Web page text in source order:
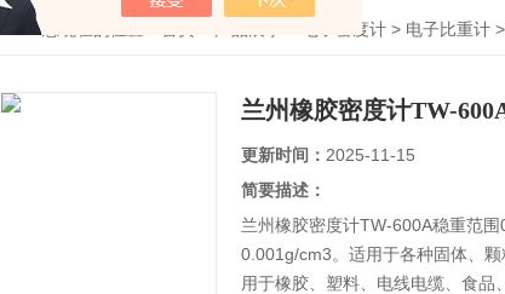
电子密度计 > 电子比重计
兰州橡胶密度计TW-
更新时间： 2025-11-15
简要描述：
兰州橡胶密度计TW-600A稳重范
0.001g/cm3。适用于各种固体、
用于橡胶、塑料、电线电缆、食品